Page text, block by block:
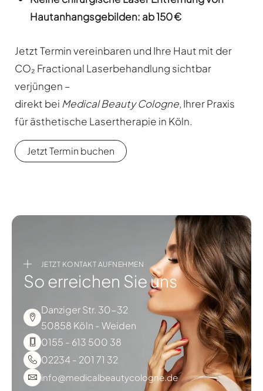
Hautanhangsgebilden: ab 150 €
Jetzt Termin vereinbaren und Ihre Haut mit der
CO₂ Fractional Laserbehandlung sichtbar
verjüngen –
direkt bei Medical Beauty Cologne, Ihrer Praxis
für ästhetische Lasertherapie in Köln.
Jetzt Termin buchen
JETZT KONTAKT AUFNEHMEN
So erreichen Sie uns
Danziger Str. 30-32
50858 Köln - Weiden
0155 - 613 500 38
02234 - 201 71 32
info@medicalbeautycologne.de